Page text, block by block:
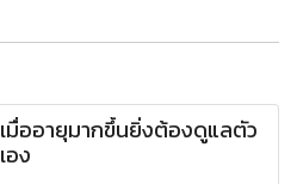
เมื่ออายุมากขึ้นยิ่งต้องดูแลตัว
เอง